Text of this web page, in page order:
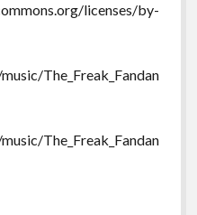
licenses/by-
The_Freak_Fandan
The_Freak_Fandan